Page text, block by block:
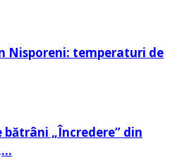
Nisporeni: temperaturi de
bătrâni „Încredere” din